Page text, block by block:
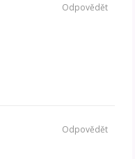
Odpovědět
Odpovědět